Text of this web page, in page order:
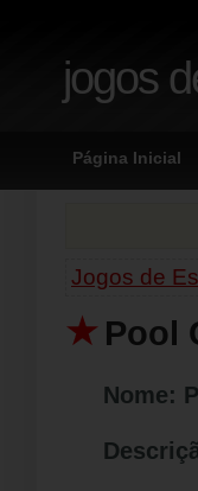
jogos
Página Inicial
Jogos de
Pool
Nome: